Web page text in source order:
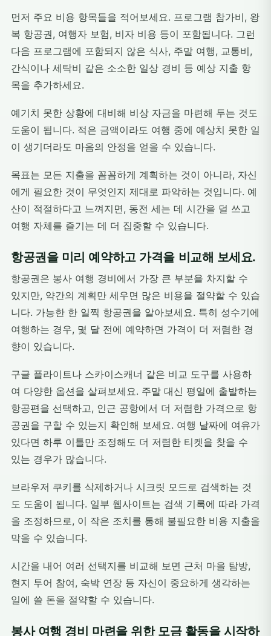
먼저 주요 비용 항목들을 적어보세요. 프로그램 참가비, 왕
복 항공권, 여행자 보험, 비자 비용 등이 포함됩니다. 그런
다음 프로그램에 포함되지 않은 식사, 주말 여행, 교통비,
간식이나 세탁비 같은 소소한 일상 경비 등 예상 지출 항
목을 추가하세요.
예기치 못한 상황에 대비해 비상 자금을 마련해 두는 것도
도움이 됩니다. 적은 금액이라도 여행 중에 예상치 못한 일
이 생기더라도 마음의 안정을 얻을 수 있습니다.
목표는 모든 지출을 꼼꼼하게 계획하는 것이 아니라, 자신
에게 필요한 것이 무엇인지 제대로 파악하는 것입니다. 예
산이 적절하다고 느껴지면, 동전 세는 데 시간을 덜 쓰고
여행 자체를 즐기는 데 더 집중할 수 있습니다.
항공권을 미리 예약하고 가격을 비교해 보세요.
항공권은 봉사 여행 경비에서 가장 큰 부분을 차지할 수
있지만, 약간의 계획만 세우면 많은 비용을 절약할 수 있습
니다. 가능한 한 일찍 항공권을 알아보세요. 특히 성수기에
여행하는 경우, 몇 달 전에 예약하면 가격이 더 저렴한 경
향이 있습니다.
구글 플라이트나 스카이스캐너 같은 비교 도구를 사용하
여 다양한 옵션을 살펴보세요. 주말 대신 평일에 출발하는
항공편을 선택하고, 인근 공항에서 더 저렴한 가격으로 항
공권을 구할 수 있는지 확인해 보세요. 여행 날짜에 여유가
있다면 하루 이틀만 조정해도 더 저렴한 티켓을 찾을 수
있는 경우가 많습니다.
브라우저 쿠키를 삭제하거나 시크릿 모드로 검색하는 것
도 도움이 됩니다. 일부 웹사이트는 검색 기록에 따라 가격
을 조정하므로, 이 작은 조치를 통해 불필요한 비용 지출을
막을 수 있습니다.
시간을 내어 여러 선택지를 비교해 보면 근처 마을 탐방,
현지 투어 참여, 숙박 연장 등 자신이 중요하게 생각하는
일에 쓸 돈을 절약할 수 있습니다.
봉사 여행 경비 마련을 위한 모금 활동을 시작하